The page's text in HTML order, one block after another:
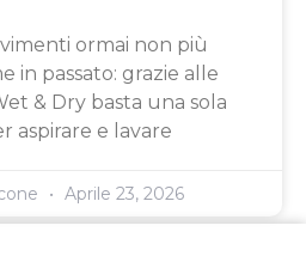
ormai non più
in passato: grazie alle
& Dry basta una sola
aspirare e lavare
Aprile 23, 2026